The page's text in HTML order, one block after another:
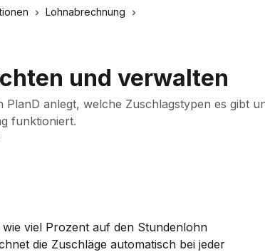
Lohnabrechnung
und verwalten
anlegt, welche Zuschlagstypen es gibt
funktioniert.
viel Prozent auf den Stundenlohn
die Zuschläge automatisch bei jeder